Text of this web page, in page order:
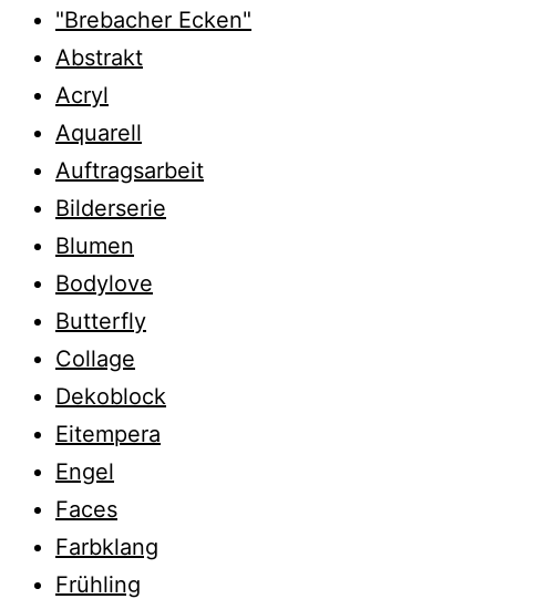
"Brebacher Ecken"
Abstrakt
Acryl
Aquarell
Auftragsarbeit
Bilderserie
Blumen
Bodylove
Butterfly
Collage
Dekoblock
Eitempera
Engel
Faces
Farbklang
Frühling